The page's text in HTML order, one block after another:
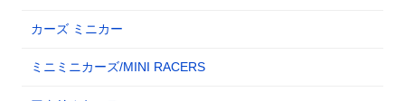
カーズ ミニカー
ミニミニカーズ/MINI RACERS